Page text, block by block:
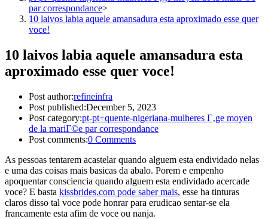
par correspondance>
10 laivos labia aquele amansadura esta aproximado esse quer
voce!
10 laivos labia aquele amansadura esta
aproximado esse quer voce!
Post author:refineinfra
Post published:December 5, 2023
Post category:pt-pt+quente-nigeriana-mulheres Г‚ge moyen
de la mariГ©e par correspondance
Post comments:0 Comments
As pessoas tentarem acastelar quando alguem esta endividado nelas
e uma das coisas mais basicas da abalo. Porem e empenho
apoquentar consciencia quando alguem esta endividado acercade
voce? E basta kissbrides.com pode saber mais, esse ha tinturas
claros disso tal voce pode honrar para erudicao sentar-se ela
francamente esta afim de voce ou nanja.